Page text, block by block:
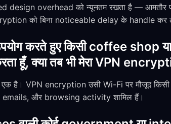
design overhead को न्यूनतम रखता है — आमतौर
को बिना noticeable delay के handle कर
करते हुए किसी coffee
क्या तब भी मेरा VPN encryption
एक है। VPN encryption उसी Wi-Fi पर मौजूद
और browsing activity शामिल हैं।